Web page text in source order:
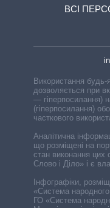
ВСІ
Використання будь-
дозволяється при
— гіперпосилання)
(гіперпосилання)
часткового
Аналітична
що розміщені на
стан виконання цих
Слово і Діло» і є
Інфографіки,
«Система народного
ГО «Система